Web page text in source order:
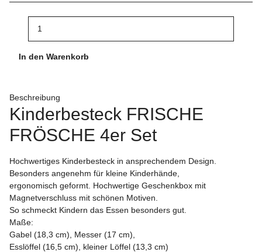
In den Warenkorb
Beschreibung
Kinderbesteck FRISCHE
FRÖSCHE 4er Set
Hochwertiges Kinderbesteck in ansprechendem Design.
Besonders angenehm für kleine Kinderhände,
ergonomisch geformt. Hochwertige Geschenkbox mit
Magnetverschluss mit schönen Motiven.
So schmeckt Kindern das Essen besonders gut.
Maße:
Gabel (18,3 cm), Messer (17 cm),
Esslöffel (16,5 cm), kleiner Löffel (13,3 cm)